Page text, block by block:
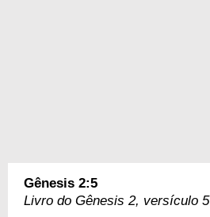
Gênesis 2:5
Livro do Gênesis 2, versículo 5